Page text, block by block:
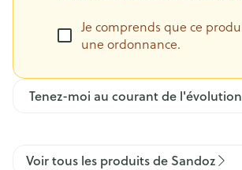
Je comprends que ce
une ordonnance.
Tenez-moi au courant de
Voir tous les produits de Sandoz